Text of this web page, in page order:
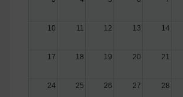
10 11 12 13 14
17 18 19 20 21
24 25 26 27 28